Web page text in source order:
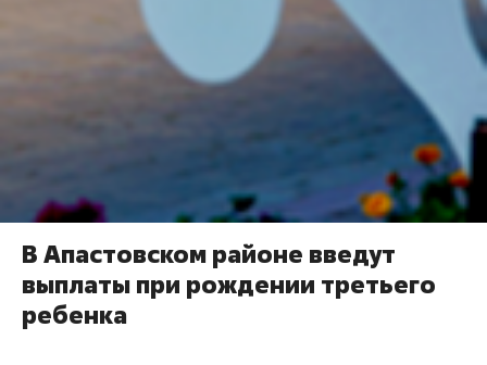
В Апастовском районе введут
выплаты при рождении третьего
ребенка